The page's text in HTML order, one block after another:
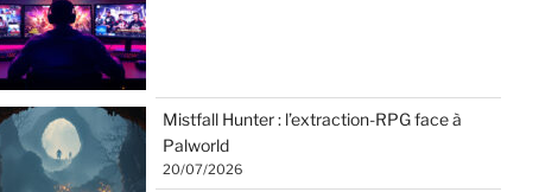
Mistfall Hunter : l’extraction-RPG face à
Palworld
20/07/2026